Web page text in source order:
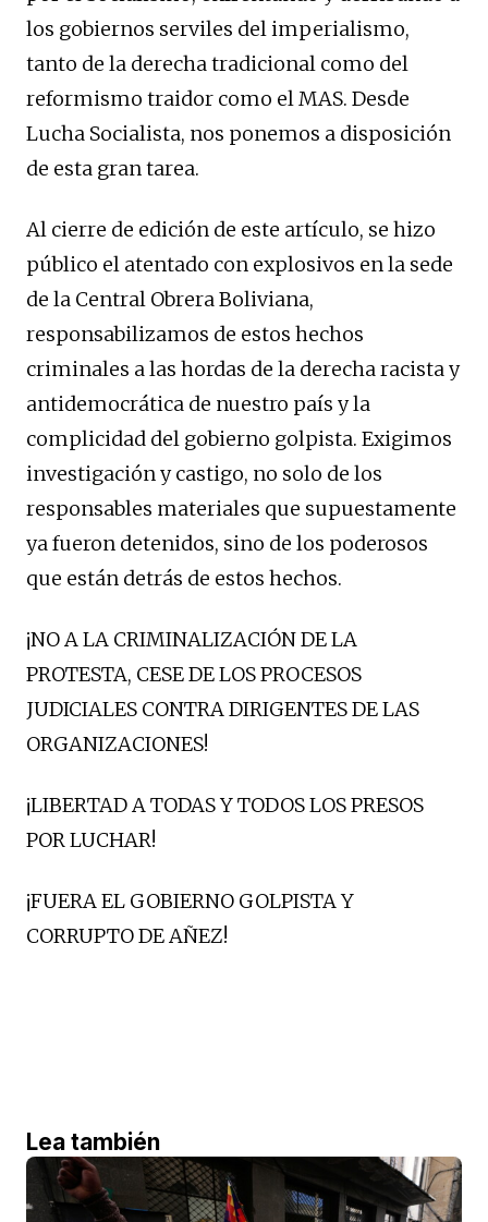
los gobiernos serviles del imperialismo,
tanto de la derecha tradicional como del
reformismo traidor como el MAS. Desde
Lucha Socialista, nos ponemos a disposición
de esta gran tarea.
Al cierre de edición de este artículo, se hizo
público el atentado con explosivos en la sede
de la Central Obrera Boliviana,
responsabilizamos de estos hechos
criminales a las hordas de la derecha racista y
antidemocrática de nuestro país y la
complicidad del gobierno golpista. Exigimos
investigación y castigo, no solo de los
responsables materiales que supuestamente
ya fueron detenidos, sino de los poderosos
que están detrás de estos hechos.
¡NO A LA CRIMINALIZACIÓN DE LA
PROTESTA, CESE DE LOS PROCESOS
JUDICIALES CONTRA DIRIGENTES DE LAS
ORGANIZACIONES!
¡LIBERTAD A TODAS Y TODOS LOS PRESOS
POR LUCHAR!
¡FUERA EL GOBIERNO GOLPISTA Y
CORRUPTO DE AÑEZ!
Lea también